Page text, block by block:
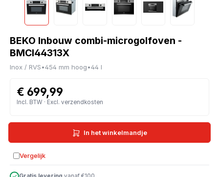
BEKO Inbouw combi-microgolfoven -
BMCI44313X
Inox / RVS•454 mm hoog•44 l
€ 699,99
Incl. BTW · Excl. verzendkosten
In het winkelmandje
Vergelijk
Toevoegen aan vergelijking